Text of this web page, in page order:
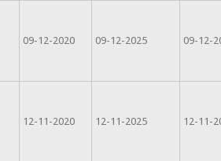
09-12-2020 09-12-2025 09-12-
12-11-2020 12-11-2025 12-11-